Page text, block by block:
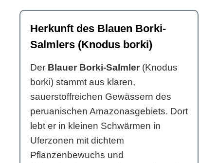
Herkunft des Blauen Borki-
Salmlers (Knodus borki)
Der Blauer Borki-Salmler (Knodus
borki) stammt aus klaren,
sauerstoffreichen Gewässern des
peruanischen Amazonasgebiets. Dort
lebt er in kleinen Schwärmen in
Uferzonen mit dichtem
Pflanzenbewuchs und